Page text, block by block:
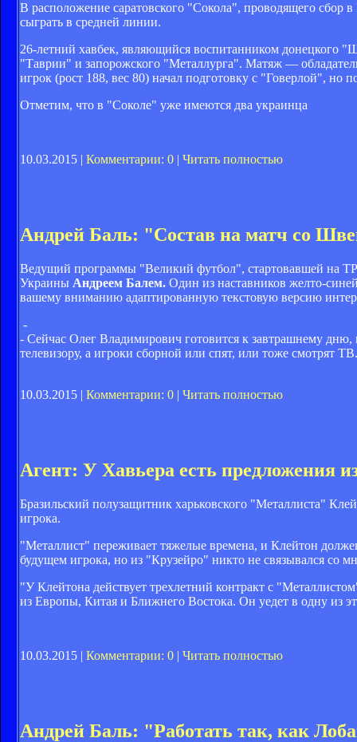
В расположение саратовского "Сокола", проводящего
сыграть в средней линии.
26-летний хавбек, являющийся воспитанником донецкого
"Таврии" и запорожского "Металлурга". Матяж —
игрок (рост 188, вес 80) начал подготовку с "Говерлой", но
Отметим, что в "Соколе" уже имеются два украинца
10.03.2015 | Комментарии: 0 | Читать полностью
Андрей Баль: "Состав на матч со
Ведущий программы "Великий футбол", стартовавшей на
Украины Андреем Балем. Один из наставников желто-
вашему вниманию адаптированную текстовую версию
-
- Сейчас Олег Владимирович готовится к завтрашнему
телевизору, а игроки сборной или спят, или тоже смотрят
10.03.2015 | Комментарии: 0 | Читать полностью
Агент: У Хавьера есть предложения
Бразильский полузащитник харьковского "Металлиста"
игрока.
"Металлист" переживает тяжелые времена, и Клейтон
будущем игрока, но из "Крузейро" никто не связывался со
"У Клейтона действует трехлетний контракт с
из Европы, Китая и Ближнего Востока. Он уедет в одну из
10.03.2015 | Комментарии: 0 | Читать полностью
Андрей Баль: "Работать так, как